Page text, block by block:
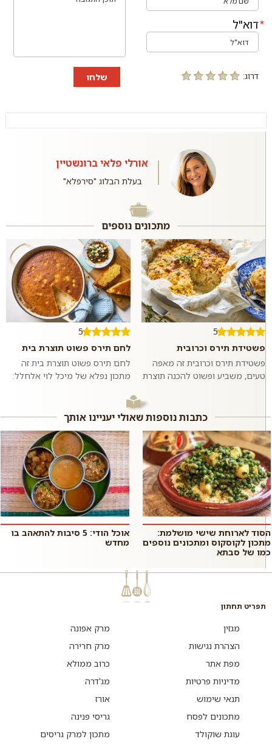
דוא"ל
דרוג: שלחו
אורלי פלאי ברונשטיין
בעלת הבלוג "סירפלא"
מתכונים נוספים
5
פשטידת תירס וכרובית
פשטידת תירס וכרובית זה מאפה
טעים, משביע ופשוט להכנה תוצרת
מחמיא לטעמה של הכרובית. כדאי
5
לחם תירס פשוט תוצרת בית
לחם תירס פשוט תוצרת בית זה
מתכון נפלא של מיכל לוי אלחלל:
גרגירי תירס שלמים ומתקתקים
שכל כך...
כתבות נוספות שאולי יעניינו אותך
הסוד לארוחת שישי מושלמת:
מתכון לקוסקוס ומתכונים נוספים
כמו של סבתא
אוכל הודי: 5 סיבות להתאהב בו
מחדש
תפריט תחתון
מגזין
הצהרת נגישות
מפת אתר
מדיניות פרטיות
תנאי שימוש
מתכונים לפסח
עוגת שוקולד
מרק אפונה
מרק חרירה
כרוב ממולא
מג'דרה
אורז
גריסי פנינה
מתכון למרק גריסים